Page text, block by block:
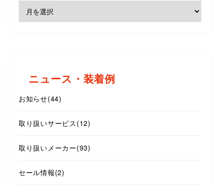
ニュース・装着例
お知らせ(44)
取り扱いサービス (12)
取り扱いメーカー(93)
セール情報(2)